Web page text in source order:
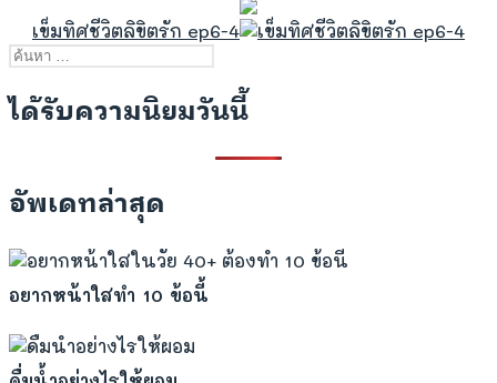
เข็มทิศชีวิตลิขิตรัก ep6-4
ค้นหา
ได้รับความนิยมวันนี้
อัพเดทล่าสุด
อยากหน้าใสทำ 10 ข้อนี้